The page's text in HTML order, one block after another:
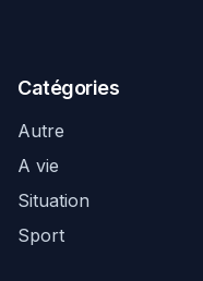
Catégories
Autre
A vie
Situation
Sport